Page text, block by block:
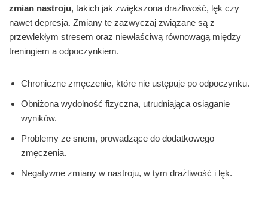
zmian nastroju, takich jak zwiększona drażliwość, lęk czy
nawet depresja. Zmiany te zazwyczaj związane są z
przewlekłym stresem oraz niewłaściwą równowagą między
treningiem a odpoczynkiem.
Chroniczne zmęczenie, które nie ustępuje po odpoczynku.
Obniżona wydolność fizyczna, utrudniająca osiąganie
wyników.
Problemy ze snem, prowadzące do dodatkowego
zmęczenia.
Negatywne zmiany w nastroju, w tym drażliwość i lęk.